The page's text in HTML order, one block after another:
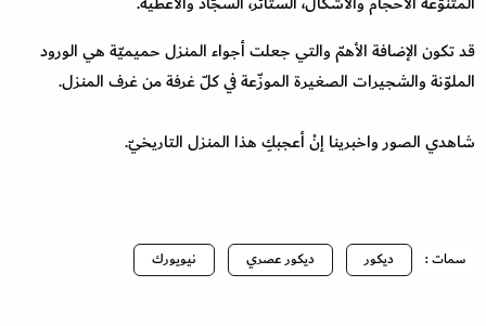
قد تكون الإضافة الأهمّ والتي جعلت أجواء المنزل حميميّة هي الورود
الملوّنة والشجيرات الصغيرة الموزّعة في كلّ غرفة من غرف المنزل.
شاهدي الصور واخبرينا إنْ أعجبكِ هذا المنزل التاريخيّ.
سمات : ديكور ديكور عصري نيويورك